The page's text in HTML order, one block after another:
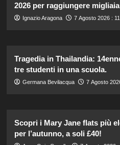
2026 per raggiungere
Ignazio Aragona 7 Agosto 2026 :
Tragedia in Thailandia:
tre studenti in una scuola.
Germana Bevilacqua 7 Agosto
Scopri i Mary Jane flats più
per l’autunno, a soli £40!